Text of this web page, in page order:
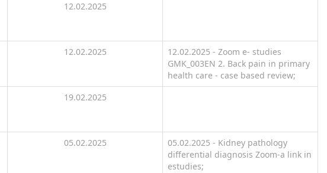
12.02.2025
12.02.2025
12.02.2025 - Zoom e- studies
GMK_003EN 2. Back pain in primary
health care - case based review;
19.02.2025
05.02.2025
05.02.2025 - Kidney pathology
differential diagnosis Zoom-a link in
estudies;